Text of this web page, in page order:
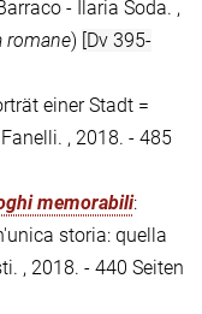
- Ilaria Soda. ,
romane) [Dv 395-
einer Stadt =
, 2018. - 485
memorabili:
storia: quella
, 2018. - 440 Seiten